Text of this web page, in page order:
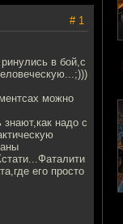
# 1
в бой,с
можно
надо с
его просто